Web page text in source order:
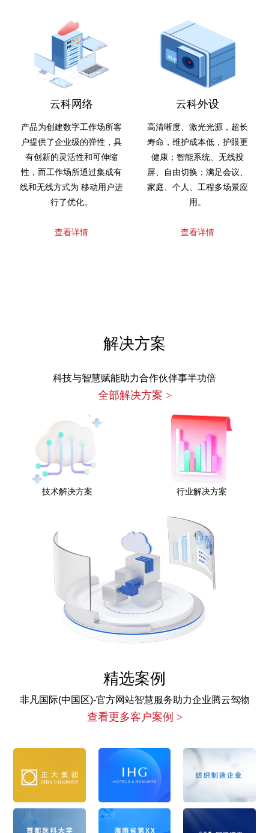
云科网络
产品为创建数字工作场所客
户提供了企业级的弹性，具
有创新的灵活性和可伸缩
性，而工作场所通过集成有
线和无线方式为 移动用户进
行了优化。
查看详情
云科外设
高清晰度、激光光源，超长
寿命，维护成本低，护眼更
健康；智能系统、无线投
屏、自由切换；满足会议、
家庭、个人、工程多场景应
用。
查看详情
解决方案
科技与智慧赋能助力合作伙伴事半功倍
全部解决方案 >
技术解决方案 行业解决方案
精选案例
非凡国际(中国区)-官方网站智慧服务助力企业腾云驾物
查看更多客户案例 >